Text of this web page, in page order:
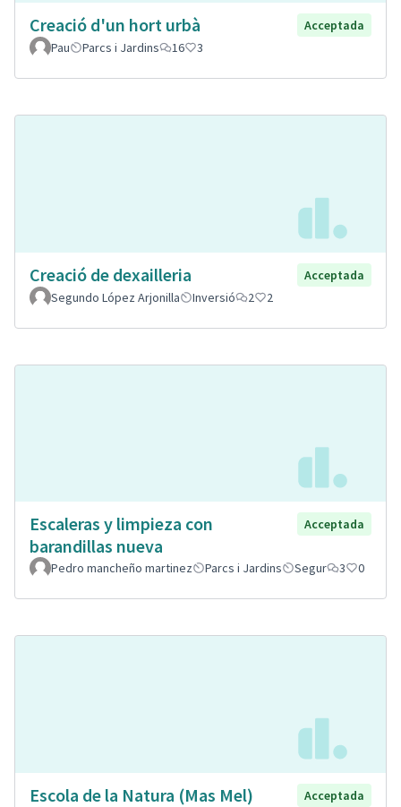
Creació d'un hort urbà
Acceptada
Pau
Parcs i Jardins 16 3
Creació de dexailleria
Acceptada
Segundo López Arjonilla
Inversió 2 2
Escaleras y limpieza con
barandillas nueva
Acceptada
Pedro mancheño martinez Parcs i Jardins Segur 3 0
Escola de la Natura (Mas Mel)
Acceptada